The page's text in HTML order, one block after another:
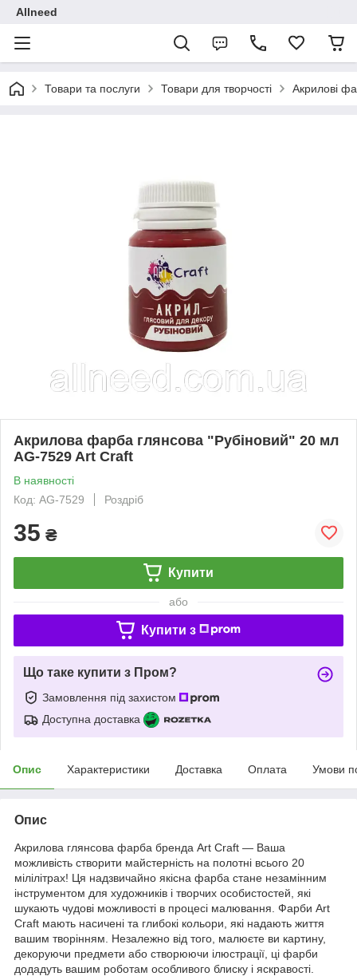
Allneed
Товари та послуги Товари для творчості Акрилові
Акрилова фарба глянсова "Рубіновий" 20 мл
AG-7529 Art Craft
В наявності
Код: AG-7529
Роздріб
35 ₴
Купити
або
Купити з
Що таке купити з Пром?
Замовлення під захистом
Доступна доставка
Опис Характеристики Доставка Оплата Умови
Опис
Акрилова глянсова фарба бренда Art Craft — Ваша
можливість створити майстерність на полотні всього 20
мілілітрах! Ця надзвичайно якісна фарба стане незамінним
інструментом для художників і творчих особистостей, які
шукають чудові можливості в процесі малювання. Фарби Art
Craft мають насичені та глибокі кольори, які надають життя
вашим творінням. Незалежно від того, малюєте ви картину,
декоруючи предмети або створюючи ілюстрації, ці фарби
додадуть вашим роботам особливого блиску і яскравості.